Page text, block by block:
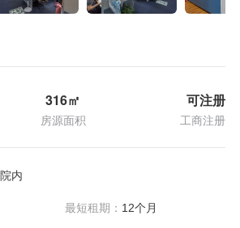
316㎡
房源面积
可注册
工商注册
内
最短租期： 12个月